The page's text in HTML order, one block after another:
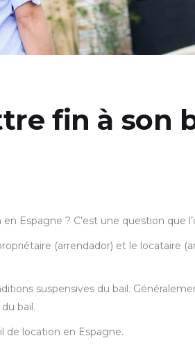
fin à son
Espagne ? C’est une question que
(arrendador) et le locataire
suspensives du bail.
bail.
de location en Espagne.